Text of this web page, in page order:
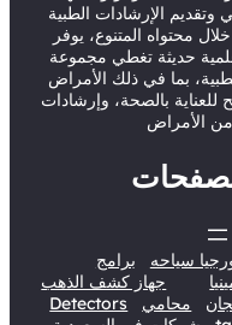
الإرشادات الطبية
محتواه المتنوع، يوفر
حديثة تغطي مجموعة
بما في ذلك الأمراض
للعناية بالصحة، وإرشادات
سياحه
برامج
جهاز كشف الذهب
Detectors
محامي